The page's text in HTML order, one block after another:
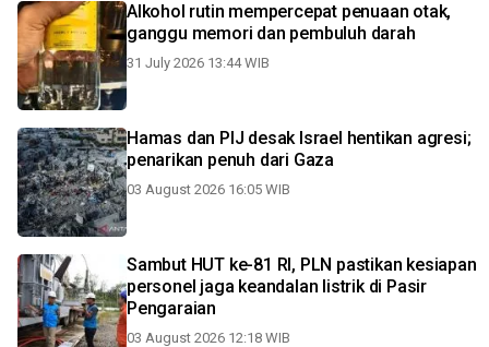
Alkohol rutin mempercepat penuaan otak,
ganggu memori dan pembuluh darah
31 July 2026 13:44 WIB
Hamas dan PIJ desak Israel hentikan agresi;
penarikan penuh dari Gaza
03 August 2026 16:05 WIB
Sambut HUT ke-81 RI, PLN pastikan kesiapan
personel jaga keandalan listrik di Pasir
Pengaraian
03 August 2026 12:18 WIB